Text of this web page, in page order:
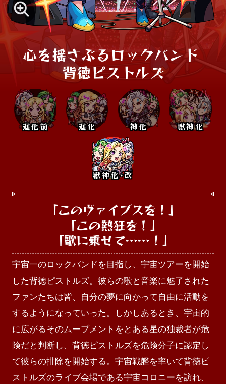
心を揺さぶるロックバンド
背徳ピストルズ
進化前 進化 神化 獣神化
獣神化･改
「このヴァイブスを！」
「この熱狂を！」
「歌に乗せて……！」
宇宙一のロックバンドを目指し、宇宙ツアーを開始
した背徳ピストルズ。彼らの歌と音楽に魅了された
ファンたちは皆、自分の夢に向かって自由に活動を
するようになっていった。しかしあるとき、宇宙的
に広がるそのムーブメントをとある星の独裁者が危
険だと判断し、背徳ピストルズを危険分子に認定し
て彼らの排除を開始する。宇宙戦艦を率いて背徳ピ
ストルズのライブ会場である宇宙コロニーを訪れ、